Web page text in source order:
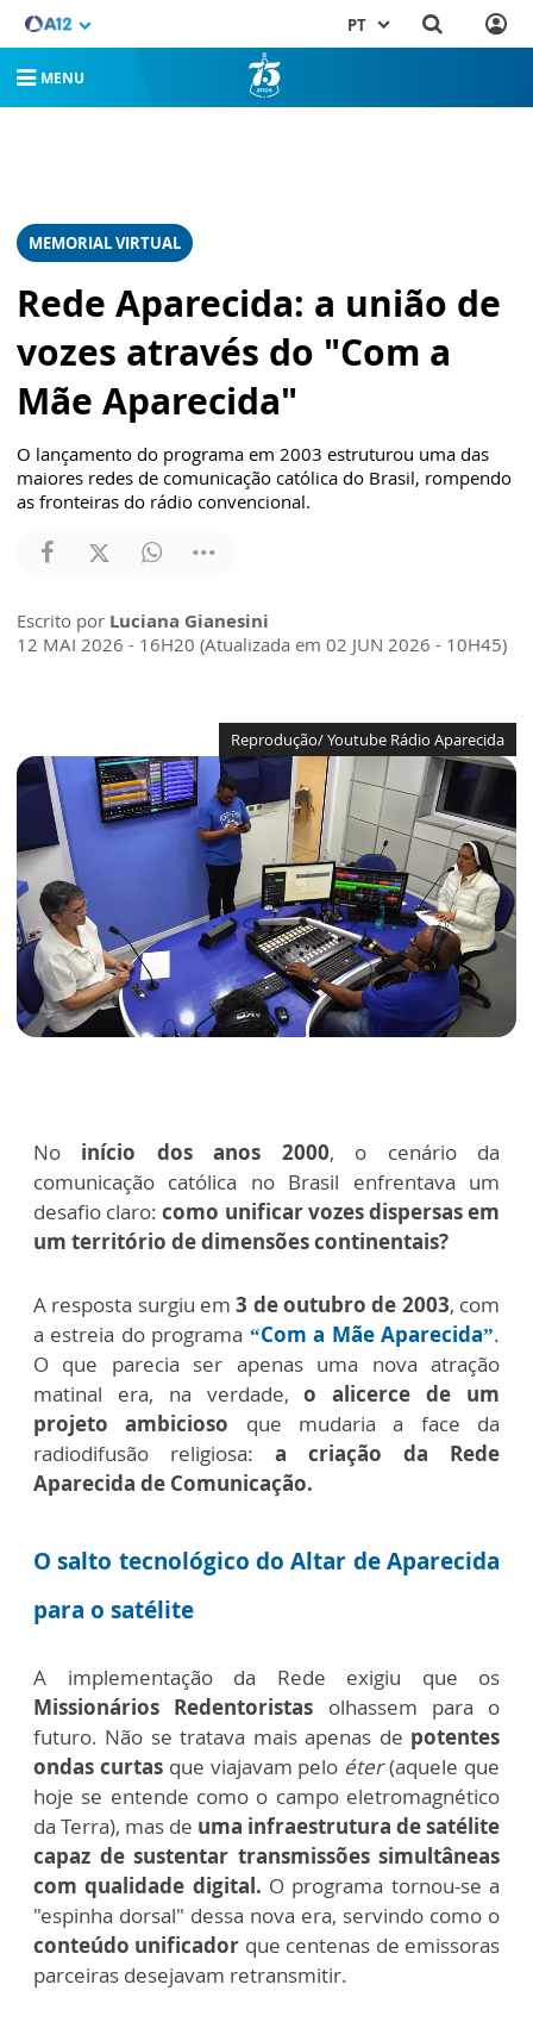
PT
MENU
MEMORIAL VIRTUAL
Rede Aparecida: a união de
vozes através do "Com a
Mãe Aparecida"
O lançamento do programa em 2003 estruturou uma das
maiores redes de comunicação católica do Brasil, rompendo
as fronteiras do rádio convencional.
Escrito por Luciana Gianesini
12 MAI 2026 - 16H20 (Atualizada em 02 JUN 2026 - 10H45)
Reprodução/ Youtube Rádio Aparecida
No início dos anos 2000, o cenário da
comunicação católica no Brasil enfrentava um
desafio claro:como unificar vozes dispersas em
um território de dimensões continentais?
A resposta surgiu em3 de outubro de 2003, com
a estreia do programa “Com a Mãe Aparecida”.
O que parecia ser apenas uma nova atração
matinal era, na verdade, o alicerce de um
projeto ambicioso que mudaria a face da
radiodifusão religiosa: a criação da Rede
Aparecida de Comunicação.
O salto tecnológico do Altar de Aparecida
para o satélite
A implementação da Rede exigiu que os
Missionários Redentoristas olhassem para o
futuro. Não se tratava mais apenas de potentes
ondas curtasque viajavam pelo éter(aquele que
hoje se entende como o campo eletromagnético
da Terra), mas de uma infraestrutura de satélite
capaz de sustentar transmissões simultâneas
com qualidade digital. O programa tornou-se a
"espinha dorsal" dessa nova era, servindo como o
conteúdo unificador que centenas de emissoras
parceiras desejavam retransmitir.